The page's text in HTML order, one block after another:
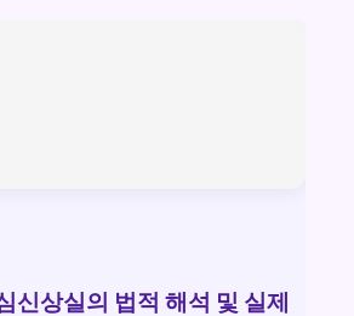
신상실의 법적 해석 및 실제